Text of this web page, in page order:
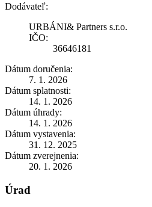
Dodávateľ:
URBÁNI& Partners s.r.o.
IČO:
36646181
Dátum doručenia:
7. 1. 2026
Dátum splatnosti:
14. 1. 2026
Dátum úhrady:
14. 1. 2026
Dátum vystavenia:
31. 12. 2025
Dátum zverejnenia:
20. 1. 2026
Úrad